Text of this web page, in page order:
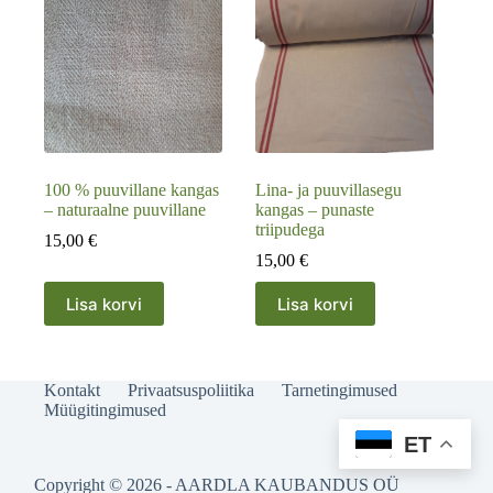
100 % puuvillane kangas
– naturaalne puuvillane
15,00 €
Lisa korvi
Lina- ja puuvillasegu
kangas – punaste
triipudega
15,00€
Lisa korvi
Kontakt Privaatsuspoliitika
Tarnetingimused
Müügitingimused
Copyright © 2026 - AARDLA KAUBANDUS OÜ
ET